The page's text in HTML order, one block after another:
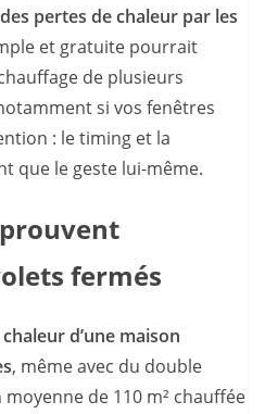
pertes de chaleur par les
et gratuite pourrait
de plusieurs
si vos fenêtres
: le timing et la
que le geste lui-même.
fermés
d’une maison
, même avec du double
de 110 m² chauffée